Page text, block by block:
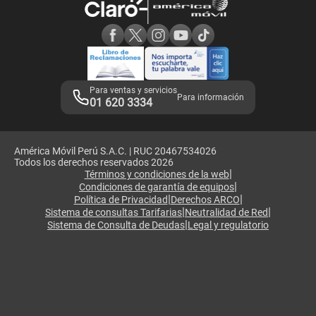
Adquirientes iPhone 6, 6S y SE
Mensaje de Seguridad
Términos y Condiciones de Tienda Claro
Libro de Reclamaciones
Legales de marketplace
Para ventas y servicios
01 620 3334 Para información
América Móvil Perú S.A.C. | RUC 20467534026
Todos los derechos reservados 2026
Términos y condiciones de la web|
Condiciones de garantía de equipos|
Política de Privacidad|Derechos ARCO|
Sistema de consultas Tarifarias|Neutralidad de Red|
Sistema de Consulta de Deudas|Legal y regulatorio